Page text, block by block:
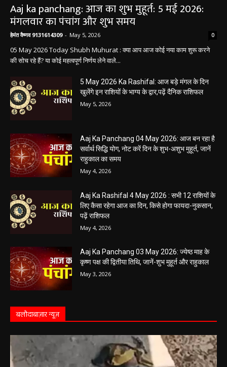
Aaj ka panchang: आज का शुभ मुहूर्त: 5 मई 2026:
मंगलवार का पंचांग और शुभ समय
हेमंत वैष्णव 9131614309 - May 5, 2026 0
05 May 2026 Today Shubh Muhurat : क्या आप आज कोई नया काम शुरू करने
की सोच रहे हैं? या कोई महत्वपूर्ण निर्णय लेने वाले...
5 May 2026 Ka Rashifal: आज बड़े मंगल के दिन
खुलेंगे इन राशियों के भाग्य के द्वार,पढ़ें दैनिक राशिफल
May 5, 2026
Aaj Ka Panchang 04 May 2026: आज बन रहा है
सर्वार्थ सिद्धि योग, नोट करें दिन के शुभ-अशुभ मुहूर्त, जानें
राहुकाल का समय
May 4, 2026
Aaj Ka Rashifal 4 May 2026 : सभी 12 राशियों के
लिए कैसा रहेगा आज का दिन, किसे होगा फायदा-नुकसान,
पढ़ें राशिफल
May 4, 2026
Aaj Ka Panchang 03 May 2026: ज्येष्ठ माह के
कृष्ण पक्ष की द्वितीया तिथि, जानें-शुभ मुहूर्त और राहुकाल
May 3, 2026
बलौदाबाज़ार न्यूज़